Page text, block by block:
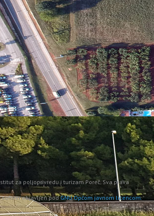
rate programskog financiranja 2023.
rate programskog financiranja 2023.
o programskom financiranju i potpiranom
objavljujemo Ugovor i
2024 - 2027
Sljedeće
za poljoprivredu i turizam Poreč. Sva prava
objavljen podGNU Općom javnom licencom.